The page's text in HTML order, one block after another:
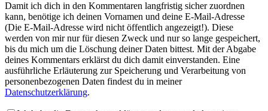
Damit ich dich in den Kommentaren langfristig sicher zuordnen
kann, benötige ich deinen Vornamen und deine E-Mail-Adresse
(Die E-Mail-Adresse wird nicht öffentlich angezeigt!). Diese
werden von mir nur für diesen Zweck und nur so lange gespeichert,
bis du mich um die Löschung deiner Daten bittest. Mit der Abgabe
deines Kommentars erklärst du dich damit einverstanden. Eine
ausführliche Erläuterung zur Speicherung und Verarbeitung von
personenbezogenen Daten findest du in meiner
Datenschutzerklärung.